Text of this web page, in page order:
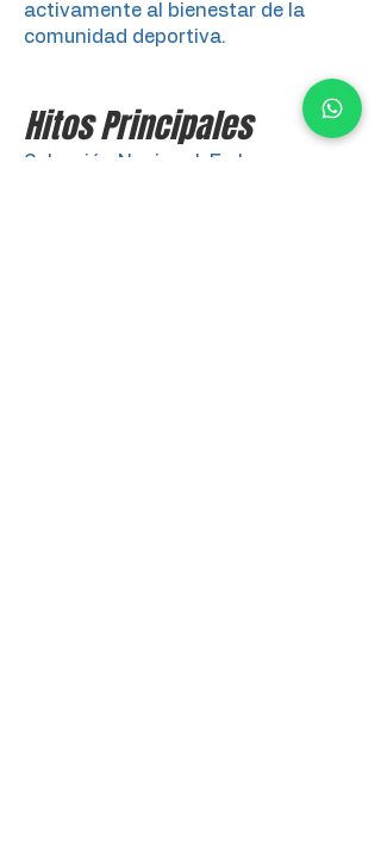
activamente al bienestar de la
comunidad deportiva.
Hitos Principales
Selección Nacional: En la